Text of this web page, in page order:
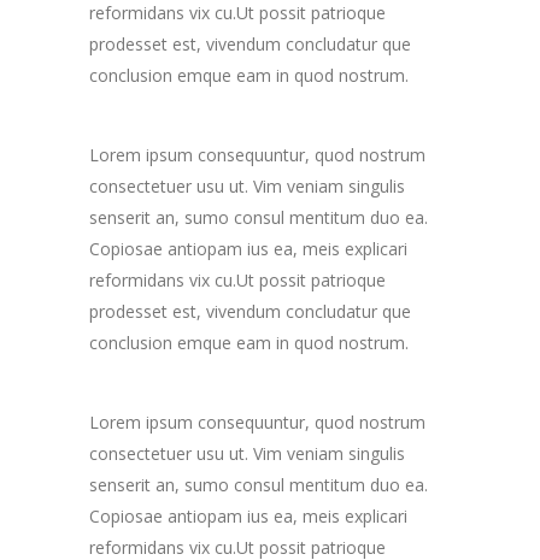
reformidans vix cu.Ut possit patrioque
prodesset est, vivendum concludatur que
conclusion emque eam in quod nostrum.
Lorem ipsum consequuntur, quod nostrum
consectetuer usu ut. Vim veniam singulis
senserit an, sumo consul mentitum duo ea.
Copiosae antiopam ius ea, meis explicari
reformidans vix cu.Ut possit patrioque
prodesset est, vivendum concludatur que
conclusion emque eam in quod nostrum.
Lorem ipsum consequuntur, quod nostrum
consectetuer usu ut. Vim veniam singulis
senserit an, sumo consul mentitum duo ea.
Copiosae antiopam ius ea, meis explicari
reformidans vix cu.Ut possit patrioque